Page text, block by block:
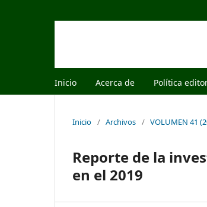
Inicio Acerca de Política
Inicio / Archivos / VOLUMEN 41
Reporte de la
en el 2019